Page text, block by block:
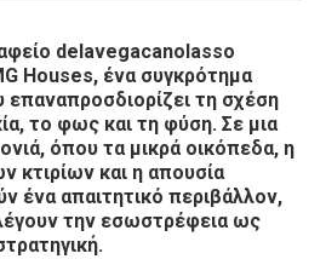
delavegacanolasso
Houses, ένα συγκρότημα
τη σχέση
το φως και τη φύση. Σε μια
όπου τα μικρά οικόπεδα, η
κτιρίων και η απουσία
ένα απαιτητικό περιβάλλον,
την εσωστρέφεια ως